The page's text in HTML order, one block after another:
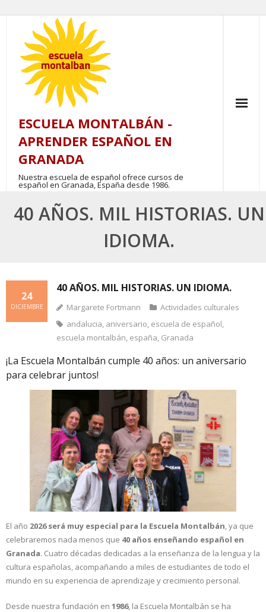
content
ESCUELA MONTALBÁN -
APRENDER ESPAÑOL EN
GRANADA
Nuestra escuela de español ofrece cursos de
español en Granada, España desde 1986.
40 AÑOS. MIL HISTORIAS. UN
IDIOMA.
40 AÑOS. MIL HISTORIAS. UN IDIOMA.
24
DICIEMBRE Margarete Fortmann
Actividades culturales
andalucia, aniversario, escuela de español,
escuela montalbán, españa, Granada
¡La Escuela Montalbán cumple 40 años: un aniversario
para celebrar juntos!
El año 2026 será muy especial para la Escuela Montalbán, ya que
celebraremos nada menos que 40 años enseñando español en
Granada. Cuatro décadas dedicadas a la enseñanza de la lengua y la
cultura españolas, acompañando a miles de estudiantes de todo el
mundo en su experiencia de aprendizaje y crecimiento personal.
Desde nuestra fundación en 1986, la Escuela Montalbán se ha